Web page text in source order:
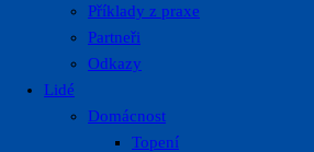
Příklady z praxe
Partneři
Odkazy
Lidé
Domácnost
Topení